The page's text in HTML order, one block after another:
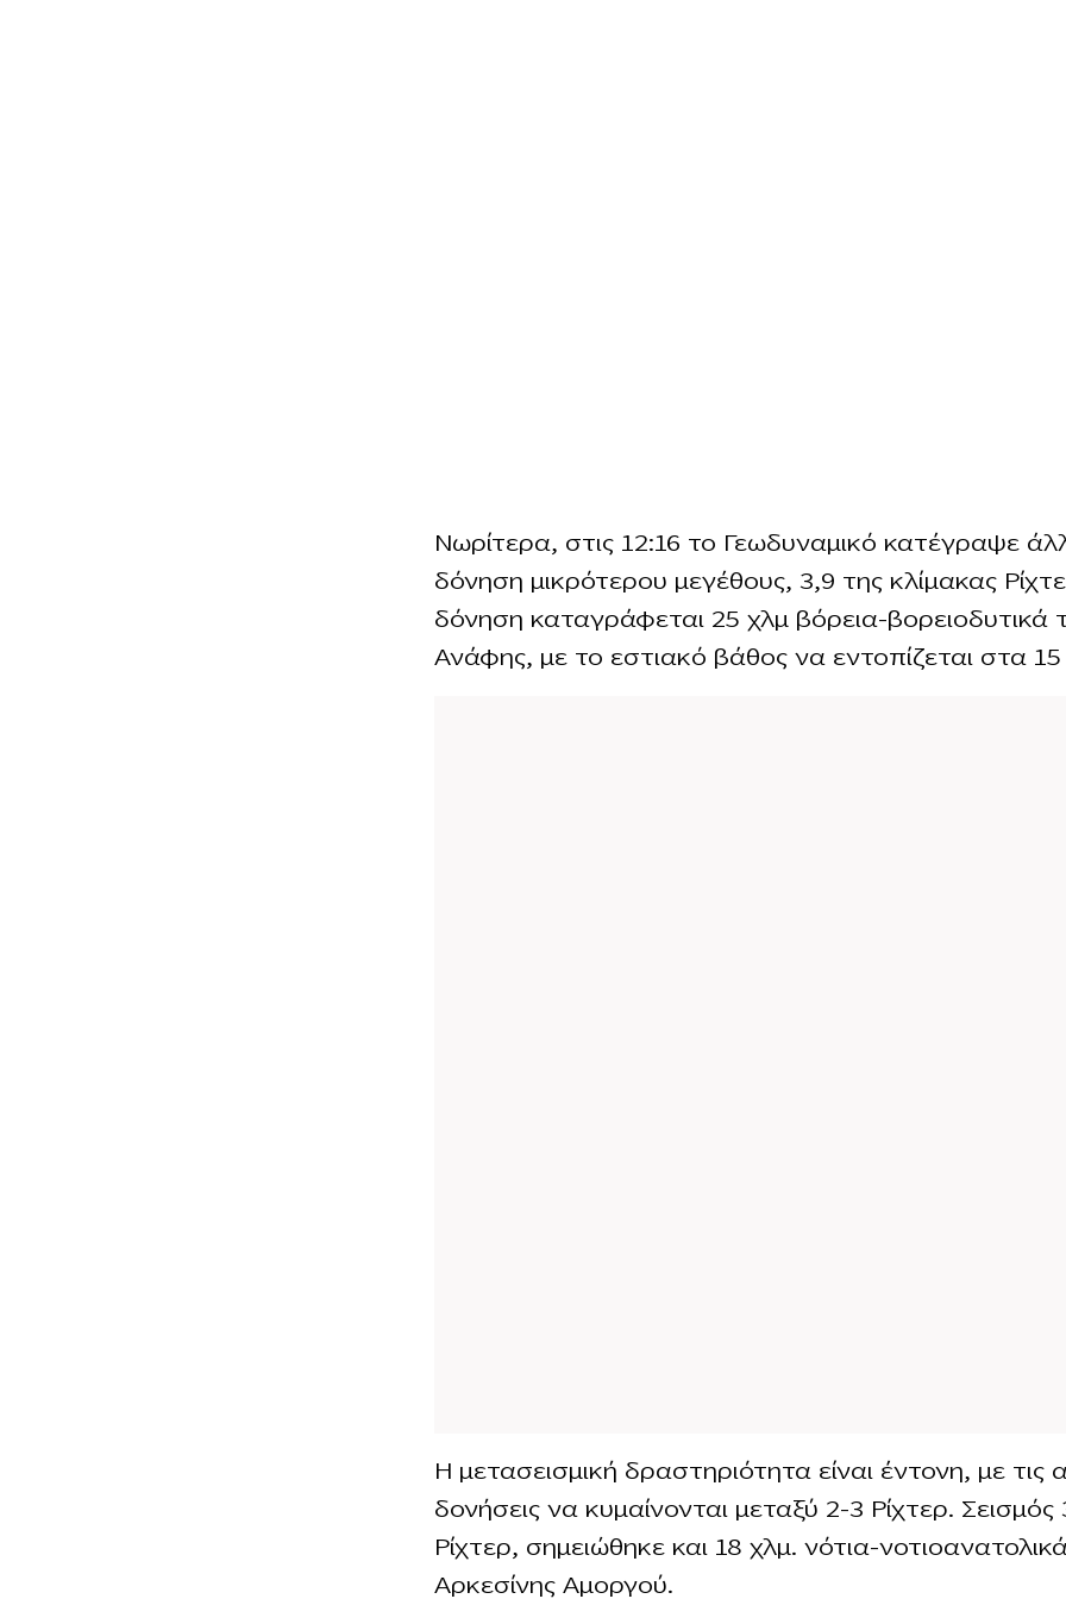
Νωρίτερα, στις 12:16 το Γεωδυναμικό κατέγραψε
δόνηση μικρότερου μεγέθους, 3,9 της κλίμακας
δόνηση καταγράφεται 25 χλμ βόρεια-βορειοδυτικά
Ανάφης, με το εστιακό βάθος να εντοπίζεται στα 15
H μετασεισμική δραστηριότητα είναι έντονη, με τις
δονήσεις να κυμαίνονται μεταξύ 2-3 Ρίχτερ. Σεισμός
Ρίχτερ, σημειώθηκε και 18 χλμ. νότια-
Αρκεσίνης Αμοργού.